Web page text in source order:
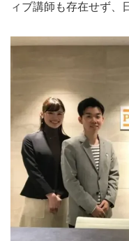
ィブ講師も存在せず、